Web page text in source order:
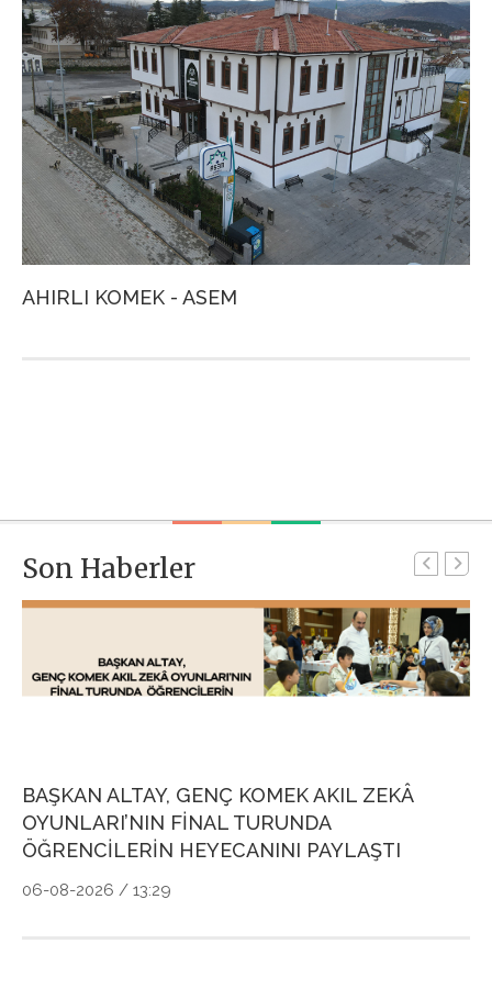
AHIRLI KOMEK - ASEM
Son Haberler
BAŞKAN ALTAY, GENÇ KOMEK AKIL ZEKÂ
OYUNLARI’NIN FİNAL TURUNDA
ÖĞRENCİLERİN HEYECANINI PAYLAŞTI
06-08-2026 / 13:29